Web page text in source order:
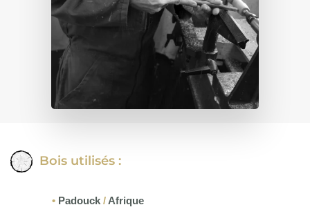
Bois utilisés :
• Padouck / Afrique